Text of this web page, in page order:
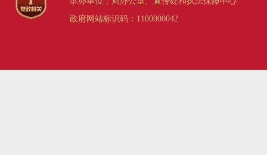
政府网站标识码：1100000042